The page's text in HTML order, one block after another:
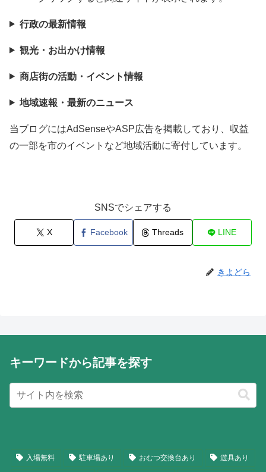
行政の最新情報
観光・お出かけ情報
商店街の活動・イベント情報
地域速報・最新のニュース
当ブログにはAdSenseやASP広告を掲載しており、収益
の一部を市のイベントなど地域活動に寄付しています。
SNSでシェアする
X Facebook Threads LINE
きよどら
キーワードから記事を探す
入場無料 駐車場あり おむつ交換台あり 遊具あり